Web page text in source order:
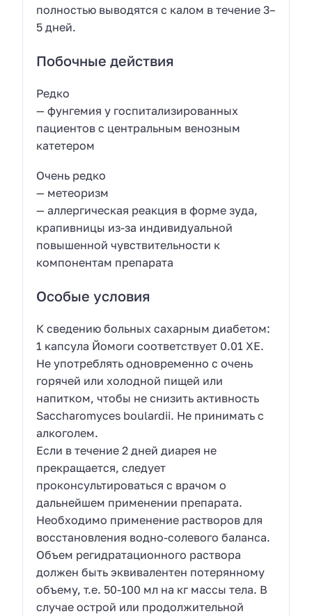
полностью выводятся с калом в течение 3–
5 дней.
Побочные действия
Редко
— фунгемия у госпитализированных
пациентов с центральным венозным
катетером
Очень редко
— метеоризм
— аллергическая реакция в форме зуда,
крапивницы из-за индивидуальной
повышенной чувствительности к
компонентам препарата
Особые условия
К сведению больных сахарным диабетом:
1 капсула Йомоги соответствует 0.01 ХЕ.
Не употреблять одновременно с очень
горячей или холодной пищей или
напитком, чтобы не снизить активность
Saccharomyces boulardii. Не принимать с
алкоголем.
Если в течение 2 дней диарея не
прекращается, следует
проконсультироваться с врачом о
дальнейшем применении препарата.
Необходимо применение растворов для
восстановления водно-солевого баланса.
Объем регидратационного раствора
должен быть эквивалентен потерянному
объему, т.е. 50-100 мл на кг массы тела. В
случае острой или продолжительной